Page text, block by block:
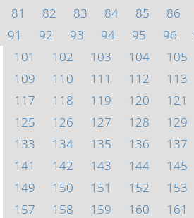
81
82 83 84 85 86
91
92 93 94 95 96
101
102 103 104 105
109
110 111 112 113
117
118 119 120 121
125
126 127 128 129
133
134 135 136 137
141
142 143 144 145
149
150 151 152 153
157
158 159 160 161